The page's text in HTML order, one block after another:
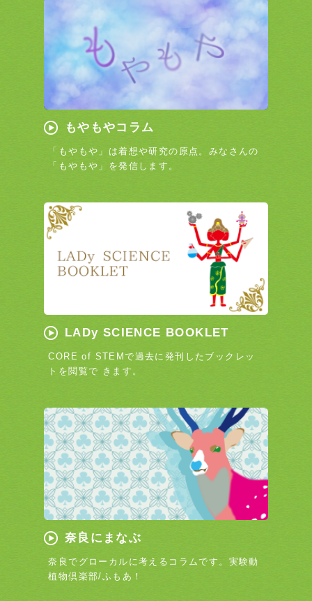
もやもやコラム
「もやもや」は着想や研究の原点。みなさんの
「もやもや」を発信します。
LADy SCIENCE BOOKLET
CORE of STEMで過去に発刊したブックレッ
トを閲覧で きます。
奈良にまなぶ
奈良でグローカルに考えるコラムです。実験動
植物倶楽部/ふもあ！